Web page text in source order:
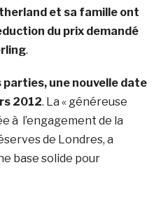
et sa famille ont
du prix demandé
.
parties, une nouvelle date
2012. La « généreuse
à l’engagement de la
de Londres, a
base solide pour